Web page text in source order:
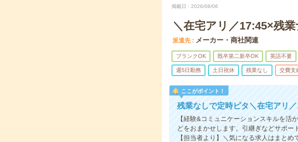
掲載日 2026/08/06
＼在宅アリ／17:45×残
派遣先 メーカー・商社関連
ブランクOK 既卒第二新卒OK 英語不要
週5日勤務 土日祝休 残業なし 交費支
ここがポイント！
残業なしで定時ピタ＼在宅アリ
【経験&コミュニケーションスキルを活
どをおまかせします。引継ぎなどサポ
【担当者より】＼気になる求人はまと